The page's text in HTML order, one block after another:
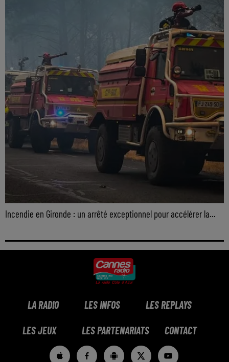
Incendie en Gironde : un arrêté exceptionnel pour accélérer la...
LA RADIO LES INFOS LES REPLAYS
LES JEUX LES PARTENARIATS CONTACT